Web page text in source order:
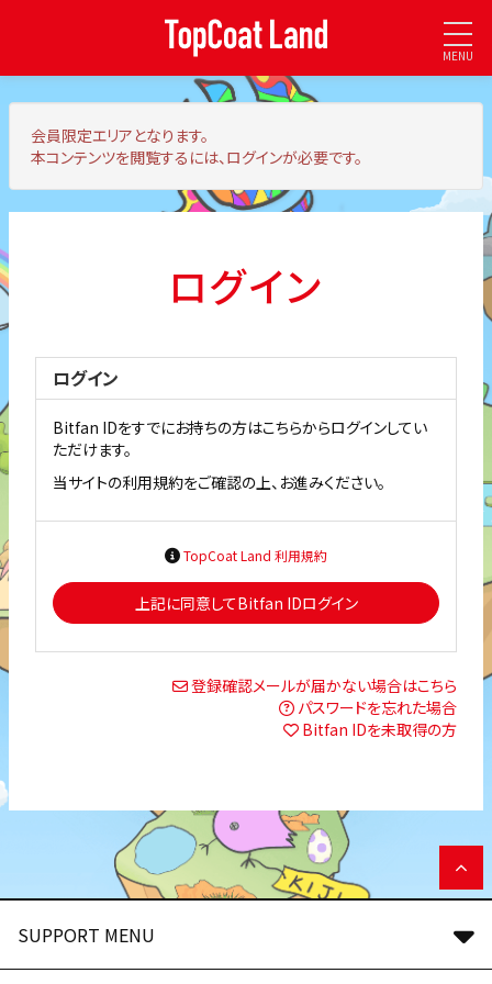
MENU
会員限定エリア となります。
本コンテンツを閲覧するには、ログインが必要です。
ログイン
ログイン
Bitfan IDをすでにお持ちの方はこちらからログインしてい
ただけます。
当サイトの利用規約をご確認の上、お進みください。
TopCoat Land 利用規約
上記に同意してBitfan IDログイン
登録確認メールが届かない場合はこちら
パスワードを忘れた場合
Bitfan IDを未取得の方
SUPPORT MENU